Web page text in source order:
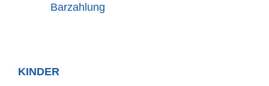
Barzahlung
KINDER